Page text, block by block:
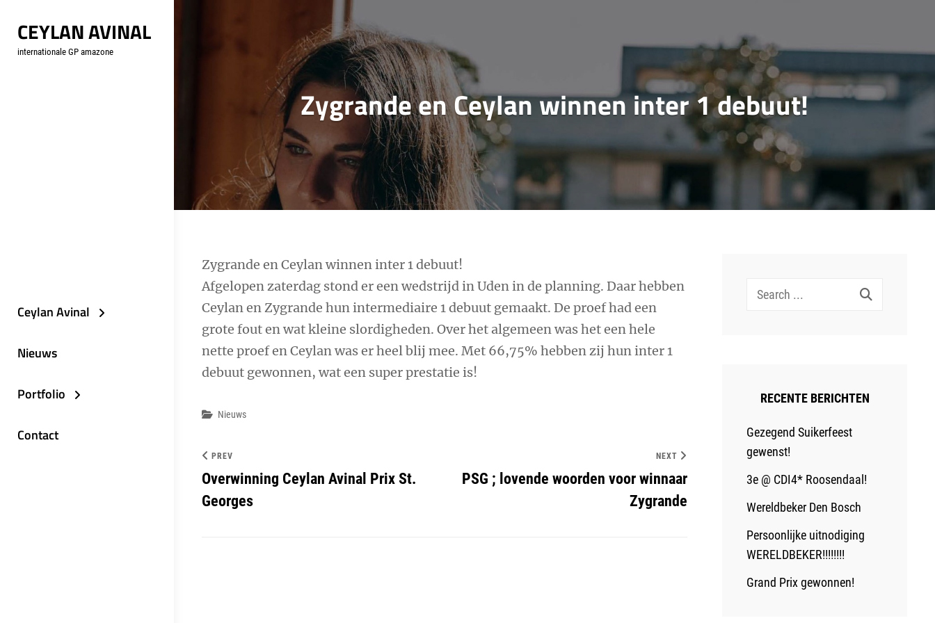
content
CEYLAN AVINAL
internationale GP amazone
Ceylan Avinal
Nieuws
Portfolio
Contact
Zygrande en Ceylan winnen inter 1 debuut!
Zygrande en Ceylan winnen inter 1 debuut!
Afgelopen zaterdag stond er een wedstrijd in Uden in de planning. Daar hebben
Ceylan en Zygrande hun intermediaire 1 debuut gemaakt. De proef had een
grote fout en wat kleine slordigheden. Over het algemeen was het een hele
nette proef en Ceylan was er heel blij mee. Met 66,75% hebben zij hun inter 1
debuut gewonnen, wat een super prestatie is!
Categories
Nieuws
Bericht
navigatie
PREV
Overwinning Ceylan Avinal Prix St.
Georges
NEXT
PSG ; lovende woorden voor winnaar
Zygrande
Search
RECENTE BERICHTEN
Gezegend Suikerfeest
gewenst!
3e @ CDI4* Roosendaal!
Wereldbeker Den Bosch
Persoonlijke uitnodiging
WERELDBEKER!!!!!!!!
Grand Prix gewonnen!